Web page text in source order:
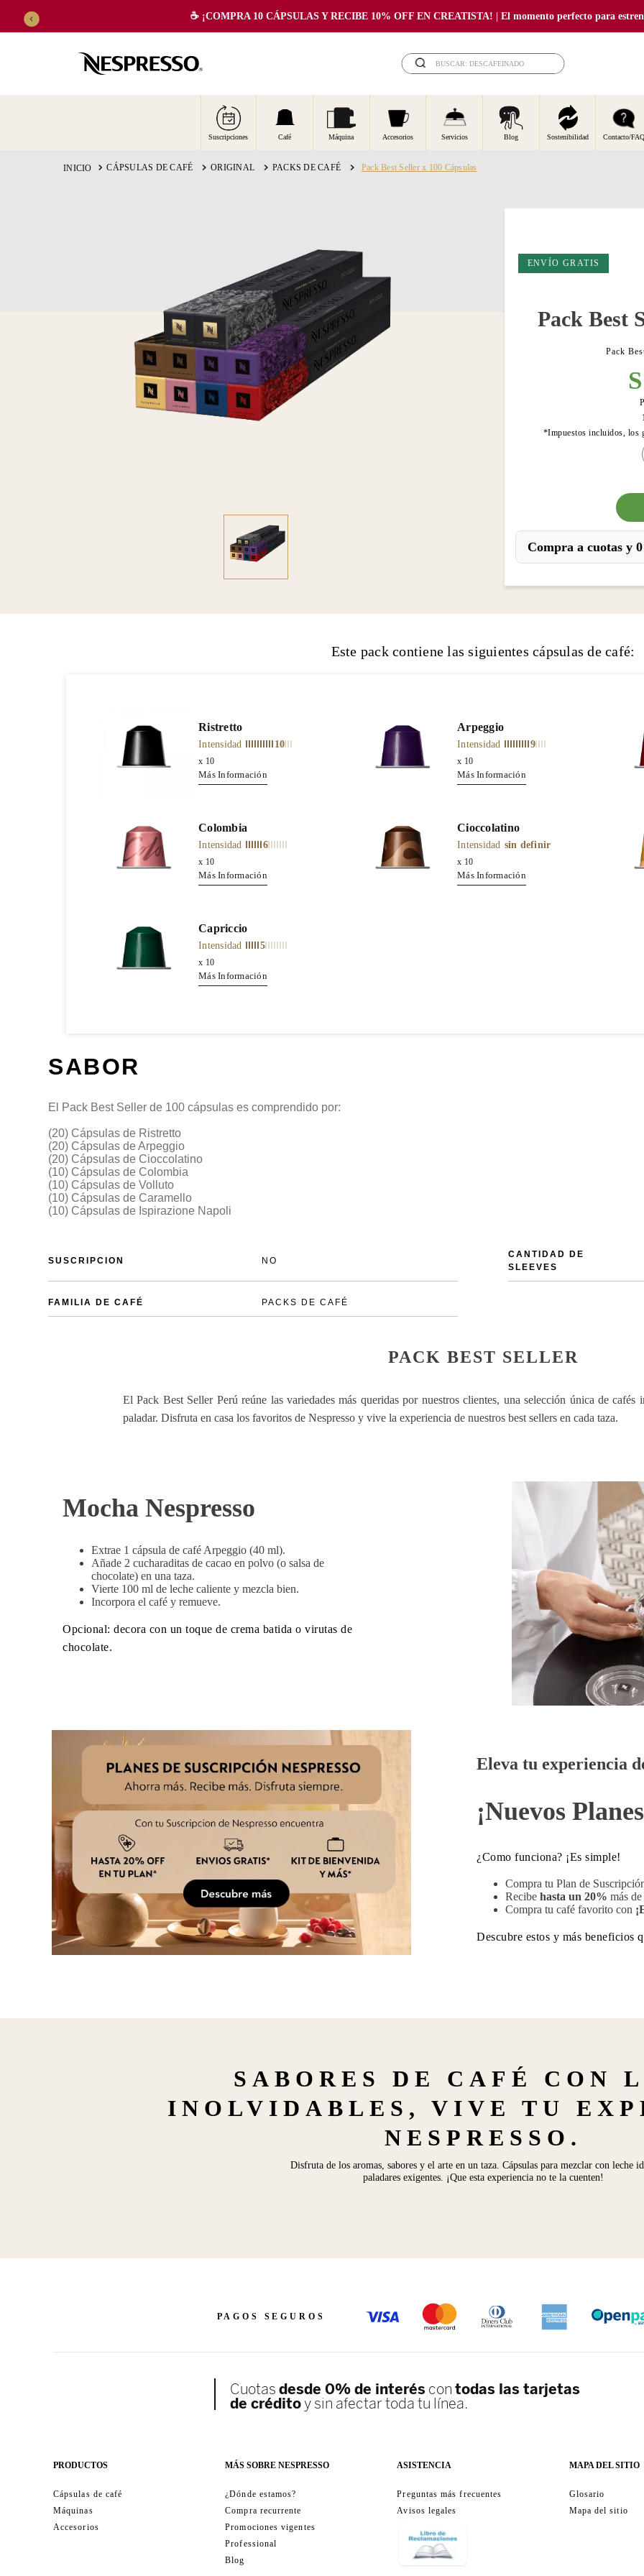
☕️ ¡COMPRA 10 CÁPSULAS Y RECIBE 10% OFF EN CREATISTA! | El momento perfecto para
BUSCAR: DESCAFEINADO...
Suscripciones Café Máquina Accesorios Servicios Blog Sostenibilidad Contacto/
CÁPSULAS DE CAFÉ ORIGINAL PACKS DE CAFÉ Pack Best Seller x 100 Cápsulas
ENVÍO GRATIS
Pack Best
Pack
*Impuestos incluidos, los
Compra a cuotas y
Este pack contiene las siguientes cápsulas de café:
Ristretto
Intensidad 10
x 10
Más Información
Arpeggio
Intensidad 9
x 10
Más Información
Colombia
Intensidad 6
x 10
Más Información
Cioccolatino
Intensidad sin definir
x 10
Más Información
Capriccio
Intensidad 5
x 10
Más Información
SABOR
El Pack Best Seller de 100 cápsulas es comprendido por:
(20) Cápsulas de Ristretto
(20) Cápsulas de Arpeggio
(20) Cápsulas de Cioccolatino
(10) Cápsulas de Colombia
(10) Cápsulas de Volluto
(10) Cápsulas de Caramello
(10) Cápsulas de Ispirazione Napoli
SUSCRIPCION NO
CANTIDAD DE
SLEEVES
FAMILIA DE CAFÉ PACKS DE CAFÉ
PACK BEST SELLER
El Pack Best Seller Perú reúne las variedades más queridas por nuestros clientes, una selección única de cafés
paladar. Disfruta en casa los favoritos de Nespresso y vive la experiencia de nuestros best sellers en cada taza.
Mocha Nespresso
Extrae 1 cápsula de café Arpeggio (40 ml).
Añade 2 cucharaditas de cacao en polvo (o salsa de
chocolate) en una taza.
Vierte 100 ml de leche caliente y mezcla bien.
Incorpora el café y remueve.
Opcional: decora con un toque de crema batida o virutas de
chocolate.
Eleva tu experiencia
¡Nuevos
¿Como funciona? ¡Es simple!
Compra tu Plan de
Recibe hasta un 20% más
Compra tu café favorito con
Descubre estos y más beneficios
SABORES DE CAFÉ CON
INOLVIDABLES, VIVE TU
NESPRESSO.
Disfruta de los aromas, sabores y el arte en un taza. Cápsulas para mezclar con leche
paladares exigentes. ¡Que esta experiencia no te la cuenten!
PAGOS SEGUROS
PRODUCTOS
Cápsulas de café
Máquinas
Accesorios
MÁS SOBRE NESPRESSO
¿Dónde estamos?
Compra recurrente
Promociones vigentes
Professional
Blog
ASISTENCIA
Preguntas más frecuentes
Avisos legales
MAPA DEL SITIO
Glosario
Mapa del sitio